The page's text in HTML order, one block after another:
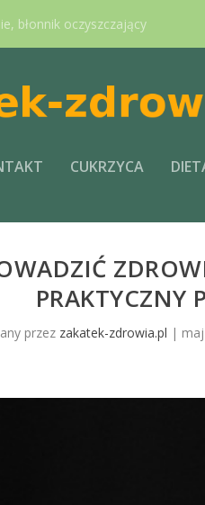
błonnik oczyszczający
CUKRZYCA
PRAKTYCZNY
przez zakatek-zdrowia.pl |